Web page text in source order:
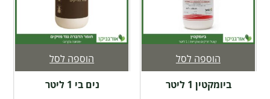
ביומקטין 1 ליטר
הוספה לסל
נים בי 1 ליטר
הוספה לסל